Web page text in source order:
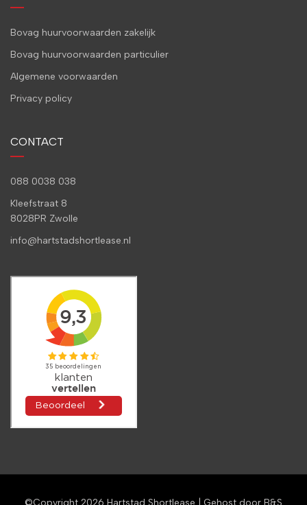
Bovag huurvoorwaarden zakelijk
Bovag huurvoorwaarden particulier
Algemene voorwaarden
Privacy policy
CONTACT
088 0038 038
Kleefstraat 8
8028PR Zwolle
info@hartstadshortlease.nl
©Copyright 2026 Hartstad Shortlease | Gehost door B&S